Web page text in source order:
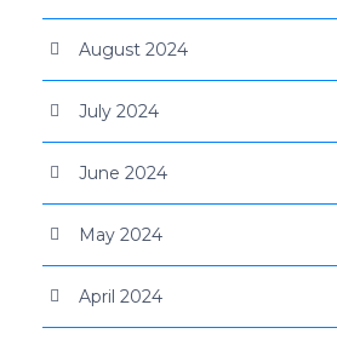
August 2024
July 2024
June 2024
May 2024
April 2024